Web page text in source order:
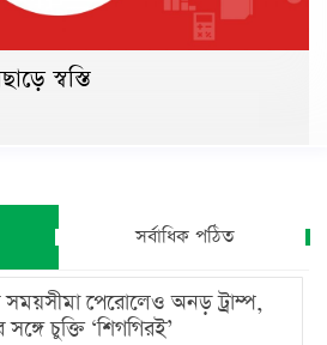
স্বস্তি
সর্বাধিক পঠিত
সময়সীমা পেরোলেও অনড় ট্রাম্প,
সঙ্গে চুক্তি ‘শিগগিরই’